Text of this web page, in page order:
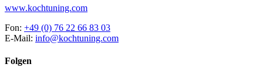
www.kochtuning.com
Fon: +49 (0) 76 22 66 83 03
E-Mail: info@kochtuning.com
Folgen